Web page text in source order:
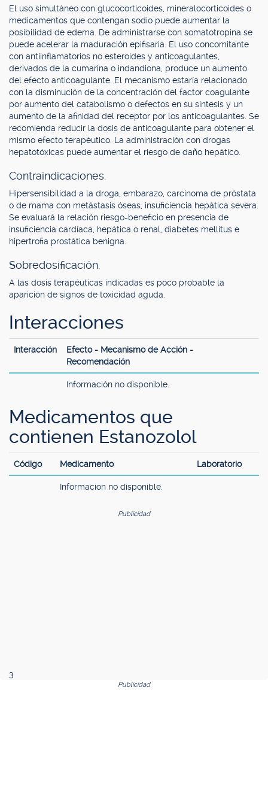
El uso simultáneo con glucocorticoides, mineralocorticoides o
medicamentos que contengan sodio puede aumentar la
posibilidad de edema. De administrarse con somatotropina se
puede acelerar la maduración epifisaria. El uso concomitante
con antiinflamatorios no esteroides y anticoagulantes,
derivados de la cumarina o indandiona, produce un aumento
del efecto anticoagulante. El mecanismo estaría relacionado
con la disminución de la concentración del factor coagulante
por aumento del catabolismo o defectos en su síntesis y un
aumento de la afinidad del receptor por los anticoagulantes. Se
recomienda reducir la dosis de anticoagulante para obtener el
mismo efecto terapéutico. La administración con drogas
hepatotóxicas puede aumentar el riesgo de daño hepático.
Contraindicaciones.
Hipersensibilidad a la droga, embarazo, carcinoma de próstata
o de mama con metástasis óseas, insuficiencia hepática severa.
Se evaluará la relación riesgo-beneficio en presencia de
insuficiencia cardíaca, hepática o renal, diabetes mellitus e
hipertrofia prostática benigna.
Sobredosificación.
A las dosis terapéuticas indicadas es poco probable la
aparición de signos de toxicidad aguda.
Interacciones
Interacción
Efecto - Mecanismo de Acción -
Recomendación
Información no disponible.
Medicamentos que
contienen Estanozolol
Código Medicamento Laboratorio
Información no disponible.
Publicidad
3
Publicidad